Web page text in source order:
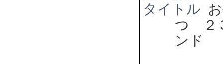
タイトル
つ ２
ンド